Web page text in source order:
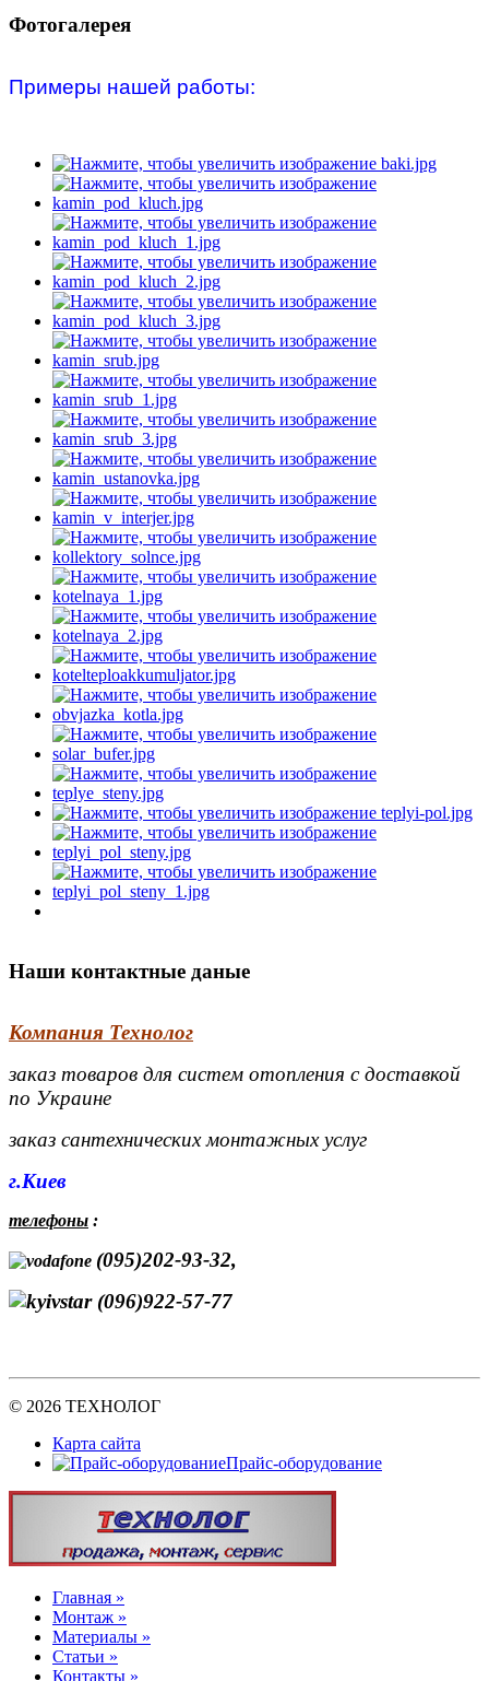
Фотогалерея
Примеры нашей работы:
Наши контактные даные
Компания Технолог
заказ товаров для систем отопления с доставкой
по Украине
заказ сантехнических монтажных услуг
г.Киев
телефоны :
(095)202-93-32,
(096)922-57-77
© 2026 ТЕХНОЛОГ
Карта сайта
Прайс-оборудование
Главная »
Монтаж »
Материалы »
Статьи »
Контакты »